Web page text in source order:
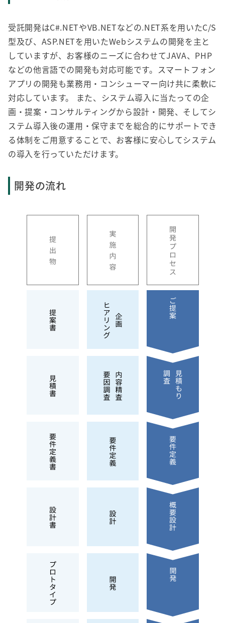
受託開発はC#.NETやVB.NETなどの.NET系を用いたC/S
型及び、ASP.NETを用いたWebシステムの開発を主と
していますが、お客様のニーズに合わせてJAVA、PHP
などの他言語での開発も対応可能です。スマートフォン
アプリの開発も業務用・コンシューマー向け共に柔軟に
対応しています。 また、システム導入に当たっての企
画・提案・コンサルティングから設計・開発、そしてシ
ステム導入後の運用・保守までを総合的にサポートでき
る体制をご用意することで、お客様に安心してシステム
の導入を行っていただけます。
開発の流れ